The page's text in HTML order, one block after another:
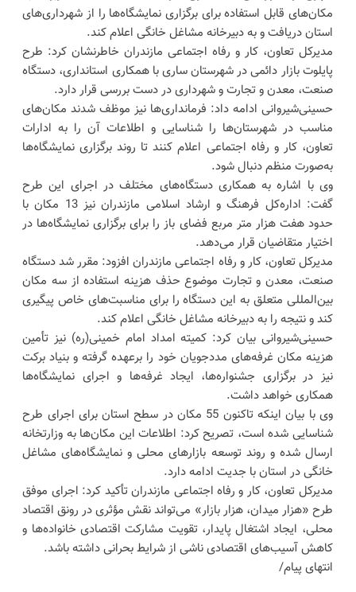
مکان‌های قابل استفاده برای برگزاری نمایشگاه‌ها را از شهرداری‌های
استان دریافت و به دبیرخانه مشاغل خانگی اعلام کند.
مدیرکل تعاون، کار و رفاه اجتماعی مازندران خاطرنشان کرد: طرح
پایلوت بازار دائمی در شهرستان ساری با همکاری استانداری، دستگاه
صنعت، معدن و تجارت و شهرداری در دست بررسی قرار دارد.
حسینی‌شیروانی ادامه داد: فرمانداری‌ها نیز موظف شدند مکان‌های
مناسب در شهرستان‌ها را شناسایی و اطلاعات آن را به ادارات
تعاون، کار و رفاه اجتماعی اعلام کنند تا روند برگزاری نمایشگاه‌ها
به‌صورت منظم دنبال شود.
وی با اشاره به همکاری دستگاه‌های مختلف در اجرای این طرح
گفت: اداره‌کل فرهنگ و ارشاد اسلامی مازندران نیز 13 مکان با
حدود هفت هزار متر مربع فضای باز را برای برگزاری نمایشگاه‌ها در
اختیار متقاضیان قرار می‌دهد.
مدیرکل تعاون، کار و رفاه اجتماعی مازندران افزود: مقرر شد دستگاه
صنعت، معدن و تجارت موضوع حذف هزینه استفاده از سه مکان
بین‌المللی متعلق به این دستگاه را برای مناسبت‌های خاص پیگیری
کند و نتیجه را به دبیرخانه مشاغل خانگی اعلام کند.
حسینی‌شیروانی بیان کرد: کمیته امداد امام خمینی(ره) نیز تأمین
هزینه مکان غرفه‌های مددجویان خود را برعهده گرفته و بنیاد برکت
نیز در برگزاری جشنواره‌ها، ایجاد غرفه‌ها و اجرای نمایشگاه‌ها
همکاری خواهد داشت.
وی با بیان اینکه تاکنون 55 مکان در سطح استان برای اجرای طرح
شناسایی شده است، تصریح کرد: اطلاعات این مکان‌ها به وزارتخانه
ارسال شده و روند توسعه بازارهای محلی و نمایشگاه‌های مشاغل
خانگی در استان با جدیت ادامه دارد.
مدیرکل تعاون، کار و رفاه اجتماعی مازندران تأکید کرد: اجرای موفق
طرح «هزار میدان، هزار بازار» می‌تواند نقش مؤثری در رونق اقتصاد
محلی، ایجاد اشتغال پایدار، تقویت مشارکت اقتصادی خانواده‌ها و
کاهش آسیب‌های اقتصادی ناشی از شرایط بحرانی داشته باشد.
انتهای پیام/